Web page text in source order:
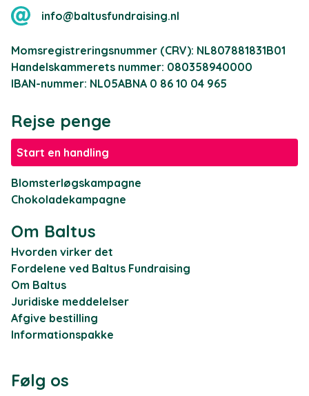
info@baltusfundraising.nl
Momsregistreringsnummer (CRV): NL807881831B01
Handelskammerets nummer: 080358940000
IBAN-nummer: NL05ABNA 0 86 10 04 965
Rejse penge
Start en handling
Blomsterløgskampagne
Chokoladekampagne
Om Baltus
Hvorden virker det
Fordelene ved Baltus Fundraising
Om Baltus
Juridiske meddelelser
Afgive bestilling
Informationspakke
Følg os